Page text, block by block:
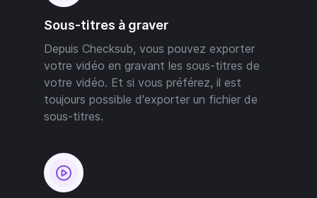
Sous-titres à graver
Depuis Checksub, vous pouvez exporter
votre vidéo en gravant les sous-titres de
votre vidéo. Et si vous préférez, il est
toujours possible d'exporter un fichier de
sous-titres.